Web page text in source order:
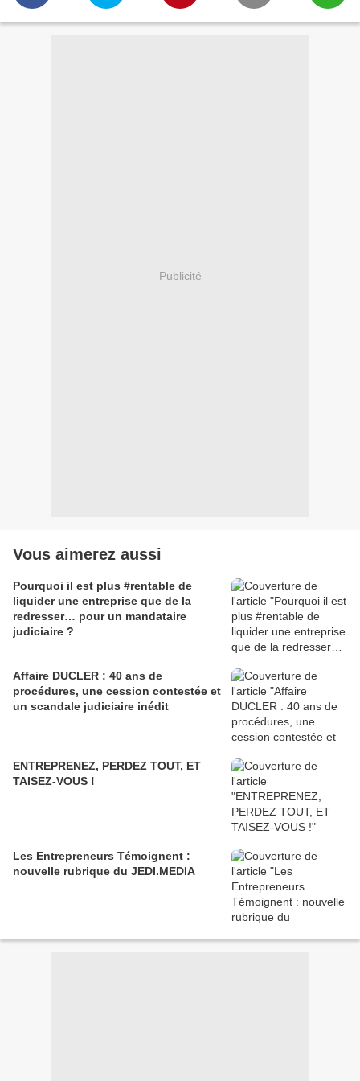
Publicité
Vous aimerez aussi
Pourquoi il est plus #rentable de
liquider une entreprise que de la
redresser… pour un mandataire
judiciaire ?
Affaire DUCLER : 40 ans de
procédures, une cession contestée et
un scandale judiciaire inédit
ENTREPRENEZ, PERDEZ TOUT, ET
TAISEZ-VOUS !
Les Entrepreneurs Témoignent :
nouvelle rubrique du JEDI.MEDIA